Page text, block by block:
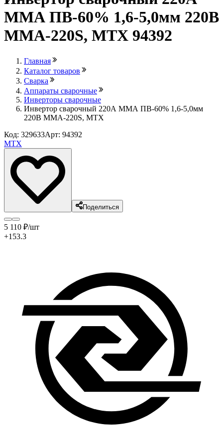
ММА ПВ-60% 1,6-5,0мм 220В
MMA-220S, MTX 94392
Главная
Каталог товаров
Сварка
Аппараты сварочные
Инверторы сварочные
Инвертор сварочный 220А ММА ПВ-60% 1,6-5,0мм
220В MMA-220S, MTX
Код: 329633Арт: 94392
MTX
Поделиться
5 110 ₽/шт
+153.3